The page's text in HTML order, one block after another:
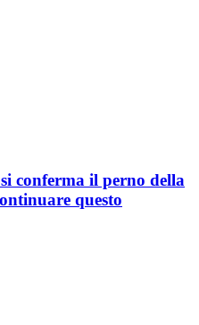
conferma il perno della
questo